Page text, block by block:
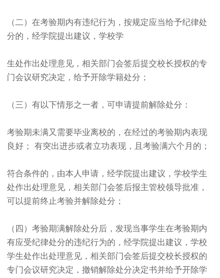
（二）在考验期内有违纪行为，按规定应当给予纪律处
分的，经学院提出建议，学校学
生处作出处理意见，相关部门会签后提交校长授权的专
门会议研究决定，给予开除学籍处分；
（三）有以下情形之一者，可申请提前解除处分：
考验期未满又需要毕业离校的，在经过的考验期内表现
良好； 有突出进步或者立功表现，且考验满六个月的；
符合条件的，由本人申请，经学院提出建议，学校学生
处作出处理意见，相关部门会签后报主管校领导批准，
可以提前终止考验并解除处分；
（四）考验期满解除处分后，发现当事学生在考验期内
有应受纪律处分的违纪行为的，经学院提出建议，学校
学生处作出处理意见，相关部门会签后提交校长授权的
专门会议研究决定，撤销解除处分决定书并给予开除学